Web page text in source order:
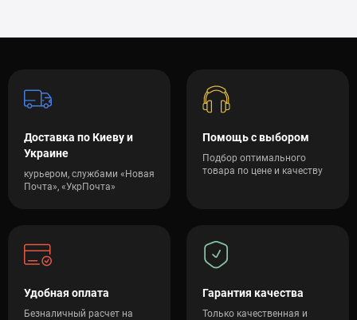
Доставка по Киеву и
Украине
курьером, службами «Новая
Почта», «УкрПочта»
Помощь с выбором
Подбор оптимального
товара по цене и качеству
Удобная оплата
Безналичный расчет на
Гарантия качества
Только качественная и